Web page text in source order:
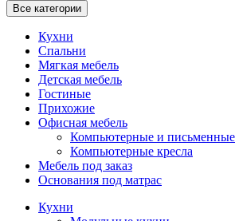
Все категории
Кухни
Спальни
Мягкая мебель
Детская мебель
Гостиные
Прихожие
Офисная мебель
Компьютерные и
Компьютерные кресла
Мебель под заказ
Основания под матрас
Кухни